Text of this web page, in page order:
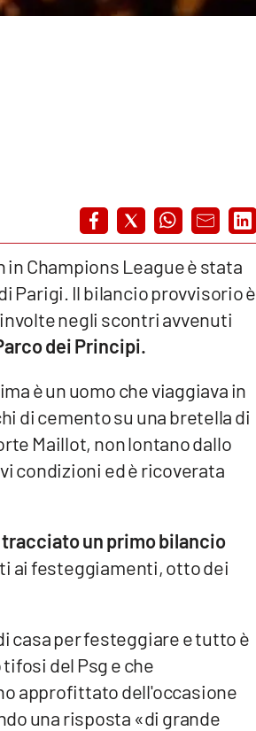
Champions League è stata
Parigi. Il bilancio provvisorio è
negli scontri avvenuti
dei Principi.
è un uomo che viaggiava in
di cemento su una bretella di
Maillot, non lontano dallo
condizioni ed è ricoverata
un primo bilancio
ai festeggiamenti, otto dei
casa per festeggiare e tutto è
del Psg e che
approfittato dell'occasione
una risposta «di grande